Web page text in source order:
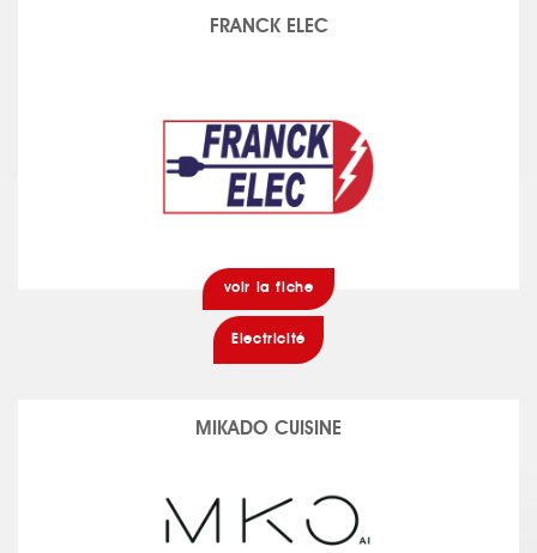
FRANCK ELEC
voir la fiche
Electricité
MIKADO CUISINE